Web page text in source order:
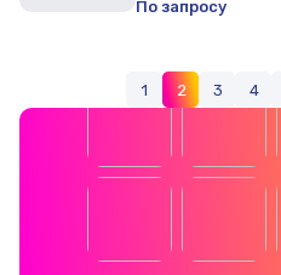
По запросу
1 2 3 4